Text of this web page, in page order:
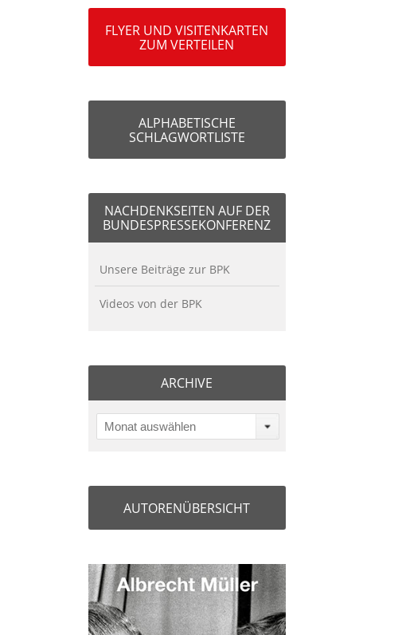
FLYER UND VISITENKARTEN
ZUM VERTEILEN
ALPHABETISCHE
SCHLAGWORTLISTE
NACHDENKSEITEN AUF DER
BUNDESPRESSEKONFERENZ
Unsere Beiträge zur BPK
Videos von der BPK
ARCHIVE
Monat auswählen
AUTORENÜBERSICHT